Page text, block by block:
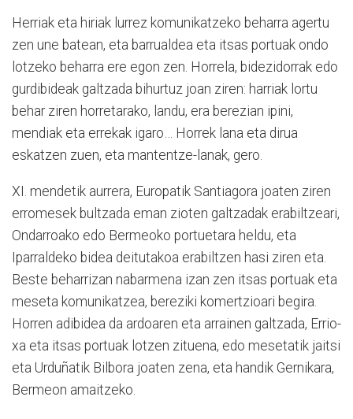
Herriak eta hiriak lurrez komu­ni­ka­tzeko beharra agertu
zen une batean, eta barrualdea eta itsas portuak ondo
lotzeko beharra ere egon zen. Horrela, bidezidorrak edo
gurdibideak galtzada bihurtuz joan ziren: harriak lortu
behar ziren horretarako, landu, era berezian ipini,
mendiak eta errekak igaro… Ho­rrek lana eta dirua
eskatzen zuen, eta man­tentze-lanak, gero.
XI. mendetik aurrera, Europatik San­tia­go­ra joaten ziren
erromesek bul­tza­da eman zioten galtzadak era­bi­ltzeari,
Ondarroako edo Bermeoko por­tuetara hel­du, eta
Iparraldeko bidea dei­tutakoa erabiltzen hasi ziren eta.
Bes­te beharrizan nabarmena izan zen itsas portuak eta
meseta komunikatzea, bereziki ko­mer­tzioari begira.
Horren adi­bidea da ar­doaren eta arrainen galtzada, Errio­
xa eta itsas portuak lotzen zituena, edo mesetatik jaitsi
eta Urduñatik Bilbora joaten zena, eta handik Gernikara,
Ber­meon amaitzeko.